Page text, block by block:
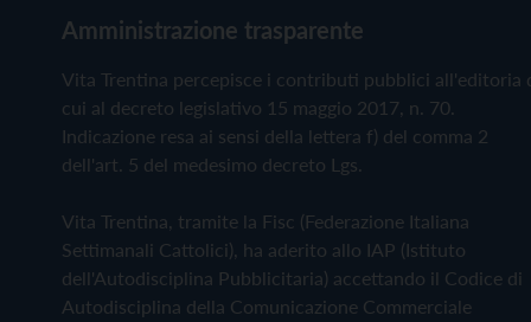
Amministrazione trasparente
Vita Trentina percepisce i contributi pubblici all'editoria
cui al decreto legislativo 15 maggio 2017, n. 70.
Indicazione resa ai sensi della lettera f) del comma 2
dell'art. 5 del medesimo decreto Lgs.
Vita Trentina, tramite la Fisc (Federazione Italiana
Settimanali Cattolici), ha aderito allo IAP (Istituto
dell'Autodisciplina Pubblicitaria) accettando il Codice di
Autodisciplina della Comunicazione Commerciale